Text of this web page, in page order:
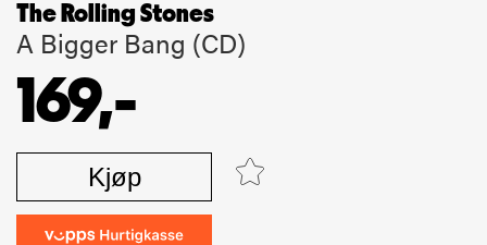
The Rolling Stones
A Bigger Bang (CD)
169,-
Kjøp